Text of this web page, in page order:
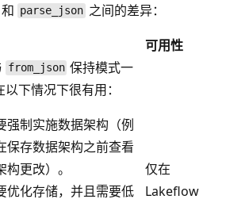
和 parse_json 之间的差异：
可用性
from_json 保持模式一
下情况下很有用：
强制实施数据架构（例
保存数据架构之前查看
构更改）。
优化存储，并且需要低
仅在
Lakeflow